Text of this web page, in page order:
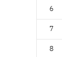
6
7
8